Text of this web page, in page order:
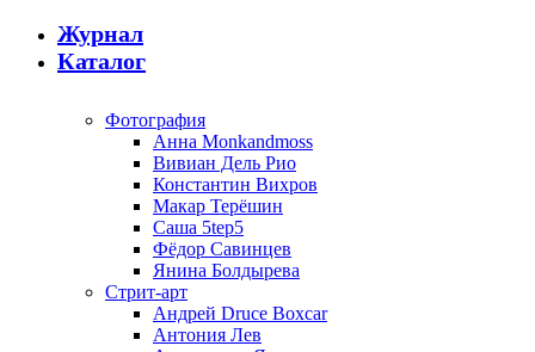
Журнал
Каталог
Фотография
Анна Monkandmoss
Вивиан Дель Рио
Константин Вихров
Макар Терёшин
Саша 5tep5
Фёдор Савинцев
Янина Болдырева
Стрит-арт
Андрей Druce Boxcar
Антония Лев